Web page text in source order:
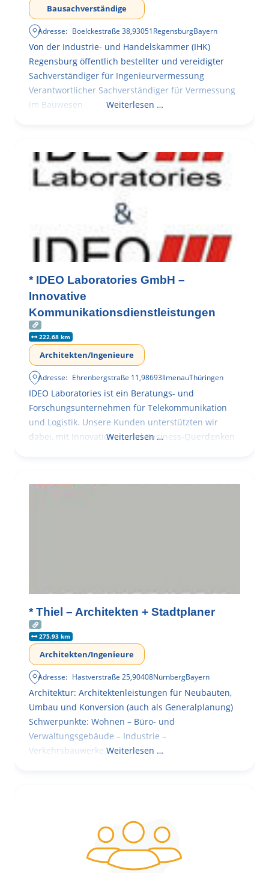
Bausachverständige
Adresse: Boelckestraße 38,93051RegensburgBayern
Von der Industrie- und Handelskammer (IHK)
Regensburg öffentlich bestellter und vereidigter
Sachverständiger für Ingenieurvermessung
Verantwortlicher Sachverständiger für Vermessung
im Bauwesen
Weiterlesen …
* IDEO Laboratories GmbH –
Innovative
Kommunikationsdienstleistungen
222.68 km
Architekten/Ingenieure
Adresse: Ehrenbergstraße 11,98693IlmenauThüringen
IDEO Laboratories ist ein Beratungs- und
Forschungsunternehmen für Telekommunikation
und Logistik. Unsere Kunden unterstützten wir
dabei, mit Innovationen und Business-Querdenken
Weiterlesen …
* Thiel – Architekten + Stadtplaner
275.93 km
Architekten/Ingenieure
Adresse: Hastverstraße 25,90408NürnbergBayern
Architektur: Architektenleistungen für Neubauten,
Umbau und Konversion (auch als Generalplanung)
Schwerpunkte: Wohnen – Büro- und
Verwaltungsgebäude – Industrie –
Verkehrsbauwerke. Weiterlesen …